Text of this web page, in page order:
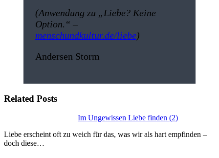
(Anwendung zu „Liebe? Keine
Option.“ –
menschundkultur.de/liebe)
Andersen Storm
Related Posts
Im Ungewissen Liebe finden (2)
Liebe erscheint oft zu weich für das, was wir als hart empfinden –
doch diese…